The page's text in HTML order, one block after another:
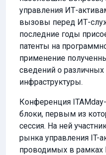
управления ИТ-
вызовы перед ИТ-
последние годы
патенты на
применение
сведений о
инфраструктуры.
Конференция
блоки, первым из
сессия. На ней
рынка управления IT-
проводимых в рамках